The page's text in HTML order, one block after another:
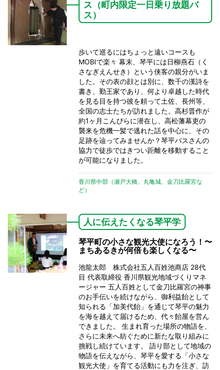
ス（町内限定一日乗り放題バ
ス）
歩いて巡るにはちょっと遠いコースも
MOBIで楽々 幕末、琴平には日柳燕石（く
さなぎえんせき）という侠客の親分がいま
した。その表の顔とは別に、数千の漢詩を
書き、勤王家であり、何より卓越した時代
を見る目を持つ彼を頼って土佐、長州等、
全国の志士たちが訪れました。高杉晋作が
約1ヶ月こんぴらに潜在し、高松藩幕吏の
襲来を危機一髪で逃れた話を中心に、その
足跡を辿ってみませんか？琴平バスさんの
協力で徒歩ではきつい距離を移動すること
が可能になりました。
香川県中部（瀬戸大橋、丸亀城、金刀比羅宮な
ど）
人に伝えたくなる琴平学
琴平町の小さな観光大使になろう！〜
まちあるきが何倍も楽しくなる〜
池龍太郎 株式会社五人百姓池商店 28代
目 代表取締役 香川県観光地域づくりマネ
ージャー 五人百姓として金刀比羅宮の神事
のお手伝いを続けながら、御利益飴として
知られる「加美代飴」を通じて琴平の魅力
を海を越えて届けるため、代々飴屋を営ん
できました。 生まれ育った場所の物語を、
さらに未来へ紡ぐために新たな取り組みに
挑戦し続けています。 語り部として地域の
物語を伝えながら、琴平を愛する「小さな
観光大使」を育てる活動にも力を注ぎ、訪